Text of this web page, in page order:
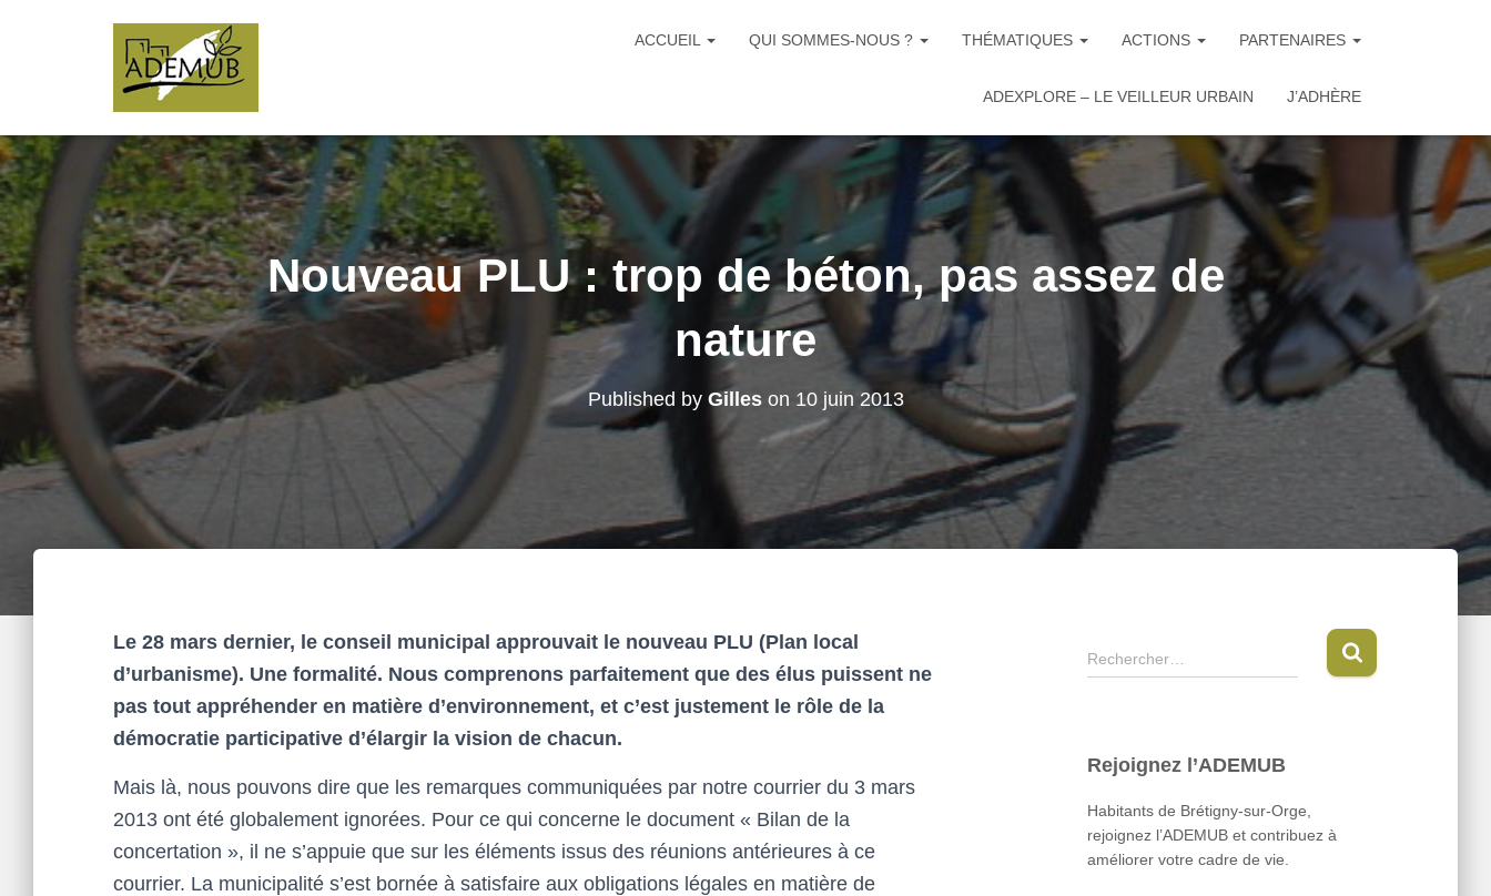
ACCUEIL QUI SOMMES-NOUS ? THÉMATIQUES ACTIONS PARTENAIRES
ADEXPLORE – LE VEILLEUR URBAIN J’ADHÈRE
Nouveau PLU : trop de béton, pas assez de
nature
Published by Gilleson 10 juin 2013
Le 28 mars dernier, le conseil municipal approuvait le nouveau PLU (Plan local
d’urbanisme). Une formalité. Nous comprenons parfaitement que des élus puissent ne
pas tout appréhender en matière d’environnement, et c’est justement le rôle de la
démocratie participative d’élargir la vision de chacun.
Mais là, nous pouvons dire que les remarques communiquées par notre courrier du 3 mars
2013 ont été globalement ignorées. Pour ce qui concerne le document « Bilan de la
concertation », il ne s’appuie que sur les éléments issus des réunions antérieures à ce
courrier. La municipalité s’est bornée à satisfaire aux obligations légales en matière de
R
e
r
h
e
r
Rechercher…
Rejoignez l’ADEMUB
Habitants de Brétigny-sur-Orge,
rejoignez l’ADEMUB et contribuez à
améliorer votre cadre de vie.